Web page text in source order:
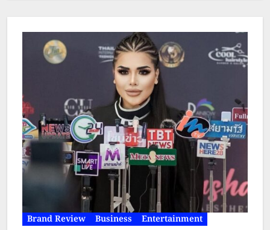
ระดับ -7 องศาของ “Pinocchio
Unstrung – พินอคคิโอ หุ่นไม้สาย
เชือด” “บางอย่างมองแค่ภายนอกไม่
ได้” สัมผัสความโหดอำมหิตเลือดสาด
ครั้งใหม่ของ ไรส์-เฟรก วอเตอร์ฟิลด์
(แห่ง Winnie-the-Pooh: Blood
and Honey) โดย Movie Copyright
(Thailand)…
Brand Review Business Entertainment